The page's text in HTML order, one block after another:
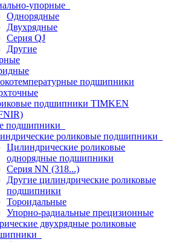
упорные
Однорядные
Двухрядные
Серия QJ
Другие
подшипники
подшипники TIMKEN
подшипники
роликовые подшипники
Цилиндрические роликовые
однорядные подшипники
Серия NN (318...)
Другие цилиндрические роликовые
подшипники
Тороидальные
Упорно-радиальные прецизионные
двухрядные роликовые